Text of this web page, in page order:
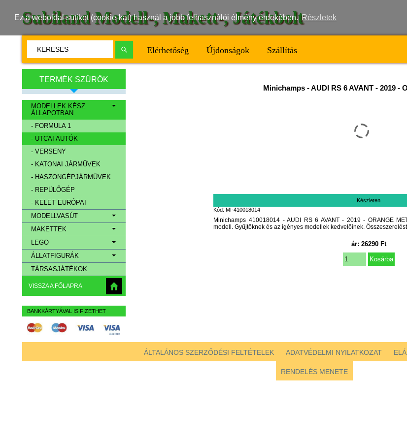
Ez a weboldal sütiket (cookie-kat) használ a jobb felhasználói élmény érdekében. Részletek
Subiland Modell-, Makett-, Játékbolt
Elérhetőség Újdonságok Szállítás
TERMÉK SZŰRŐK
MODELLEK KÉSZ
ÁLLAPOTBAN
- FORMULA 1
- UTCAI AUTÓK
- VERSENY
- KATONAI JÁRMŰVEK
- HASZONGÉPJÁRMŰVEK
- REPÜLŐGÉP
- KELET EURÓPAI
MODELLVASÚT
MAKETTEK
LEGO
ÁLLATFIGURÁK
TÁRSASJÁTÉKOK
VISSZA A FŐLAPRA
BANKKÁRTYÁVAL IS FIZETHET
Minichamps -AUDI RS 6 AVANT - 2019 -
Készleten
Kód: MI-410018014
Minichamps 410018014 - AUDI RS 6 AVANT - 2019 - ORANGE
modell. Gyűjtőknek és az igényes modellek kedvelőinek.
ár: 26290Ft
ÁLTALÁNOS SZERZŐDÉSI FELTÉTELEK ADATVÉDELMI NYILATKOZAT
RENDELÉS MENETE